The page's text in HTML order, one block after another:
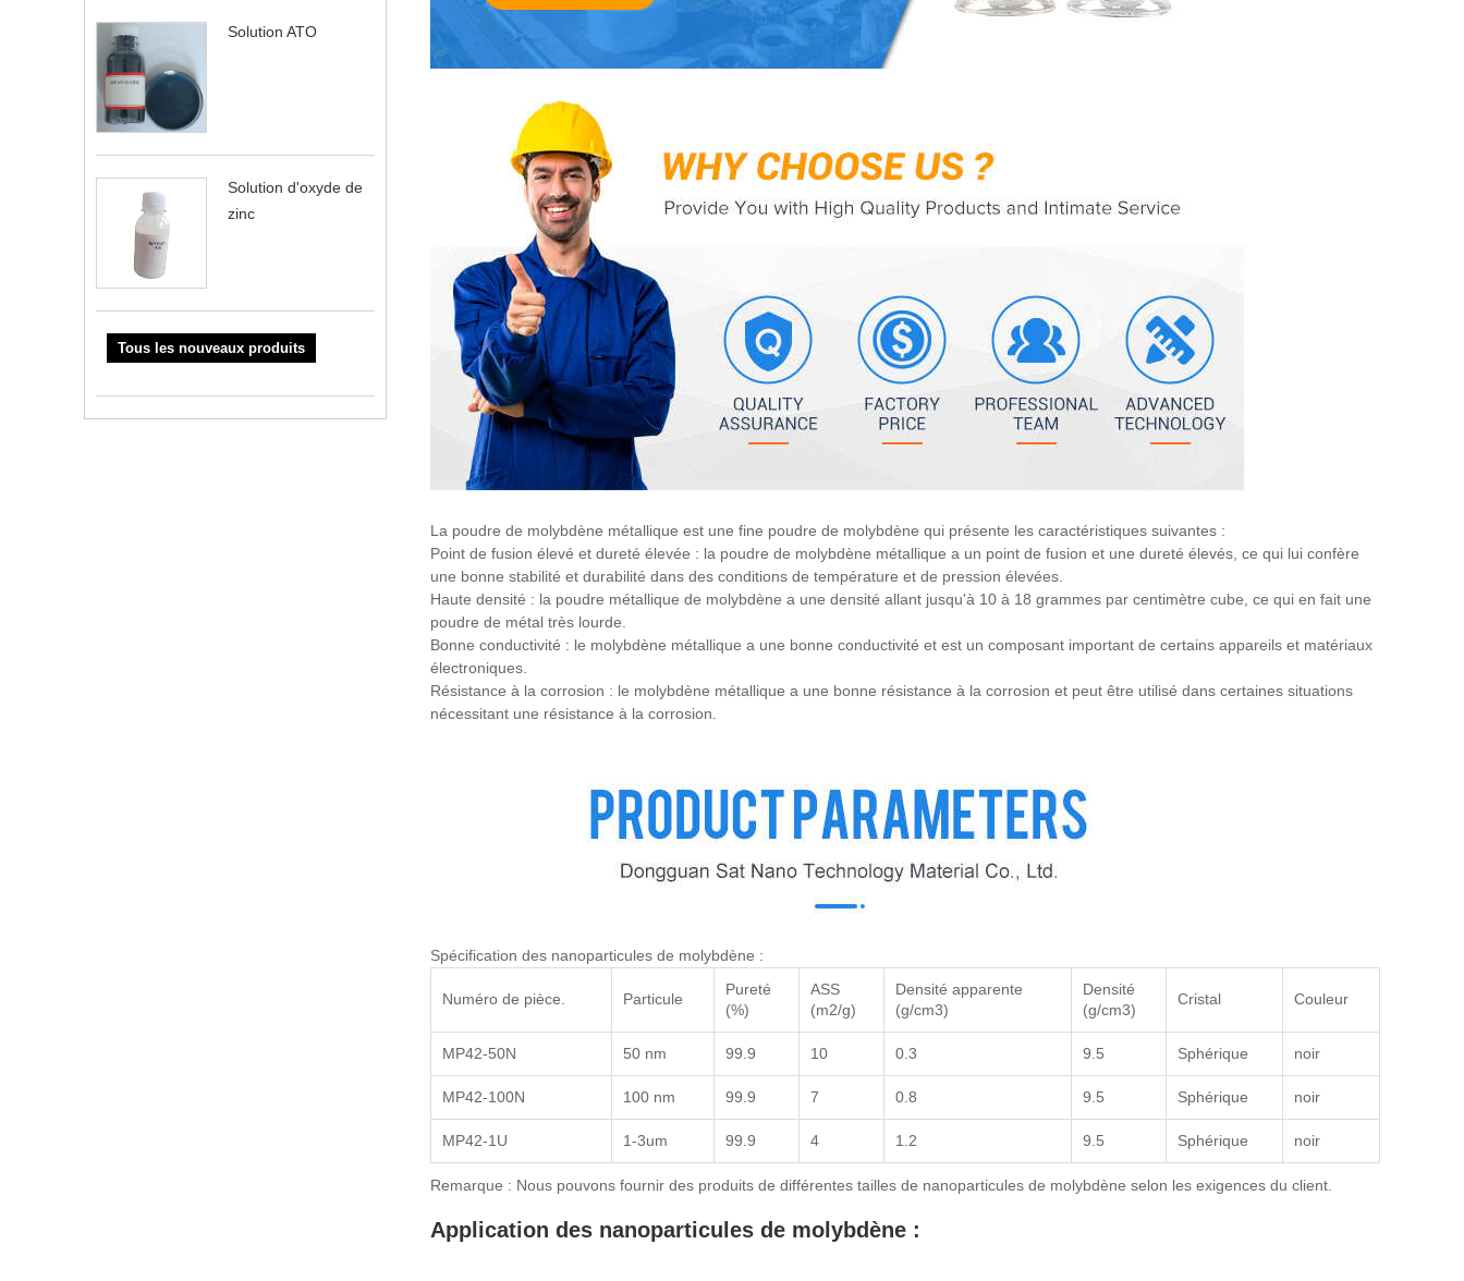
Solution ATO
Solution d'oxyde de
zinc
Tous les nouveaux produits
La poudre de molybdène métallique est une fine poudre de molybdène qui présente les caractéristiques suivantes :
Point de fusion élevé et dureté élevée : la poudre de molybdène métallique a un point de fusion et une dureté élevés, ce qui lui confère
une bonne stabilité et durabilité dans des conditions de température et de pression élevées.
Haute densité : la poudre métallique de molybdène a une densité allant jusqu'à 10 à 18 grammes par centimètre cube, ce qui en fait une
poudre de métal très lourde.
Bonne conductivité : le molybdène métallique a une bonne conductivité et est un composant important de certains appareils et matériaux
électroniques.
Résistance à la corrosion : le molybdène métallique a une bonne résistance à la corrosion et peut être utilisé dans certaines situations
nécessitant une résistance à la corrosion.
Spécification des nanoparticules de molybdène :
Numéro de pièce. Particule
Pureté
(%)
ASS
(m2/g)
Densité apparente
(g/cm3)
Densité
(g/cm3)
Cristal Couleur
MP42-50N 50 nm 99.9 10 0.3 9.5 Sphérique noir
MP42-100N 100 nm 99.9 7 0.8 9.5 Sphérique noir
MP42-1U 1-3um 99.9 4 1.2 9.5 Sphérique noir
Remarque : Nous pouvons fournir des produits de différentes tailles de nanoparticules de molybdène selon les exigences du client.
Application des nanoparticules de molybdène :